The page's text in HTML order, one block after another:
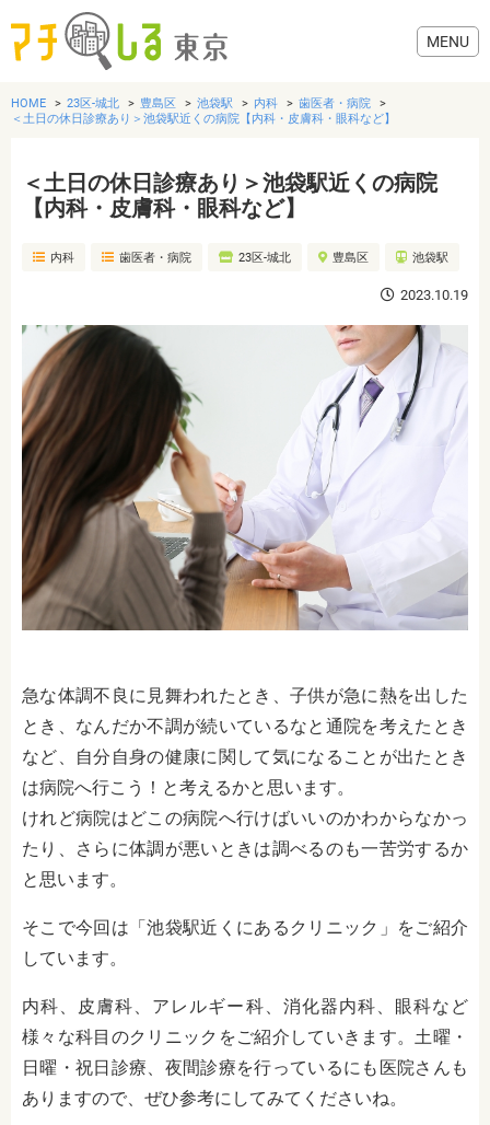
グルメ
美容・健康
歯医者・病院
おでかけ
生活
HOME 23区-城北 豊島区 池袋駅 内科
歯医者・病院
＜土日の休日診療あり＞池袋駅近くの病院【内科・皮膚科・眼科など】
＜土日の休日診療あり＞池袋駅近くの病院
【内科・皮膚科・眼科など】
内科 歯医者・病院 23区-城北 豊島区 池袋駅
2023.10.19
急な体調不良に見舞われたとき、子供が急に熱を出した
とき、なんだか不調が続いているなと通院を考えたとき
など、自分自身の健康に関して気になることが出たとき
は病院へ行こう！と考えるかと思います。
けれど病院はどこの病院へ行けばいいのかわからなかっ
たり、さらに体調が悪いときは調べるのも一苦労するか
と思います。
そこで今回は「池袋駅近くにあるクリニック」をご紹介
しています。
内科、皮膚科、アレルギー科、消化器内科、眼科など
様々な科目のクリニックをご紹介していきます。土曜・
日曜・祝日診療、夜間診療を行っているにも医院さんも
ありますので、ぜひ参考にしてみてくださいね。